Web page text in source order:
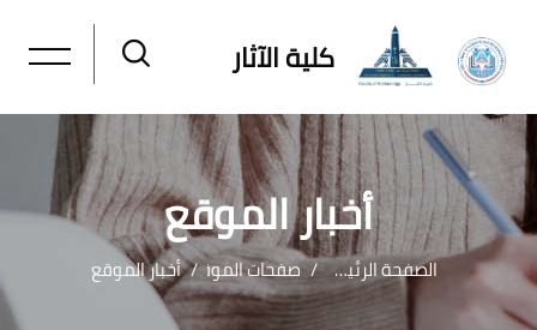
كلية الآثار
أخبار الموقع
الصفحة الرئيسية صفحات الموقع أخبار الموقع